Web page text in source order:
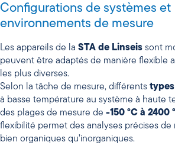
Configurations de systèmes et
environnements de mesure
Les appareils de la STA de Linseis sont
peuvent être adaptés de manière flexible
les plus diverses.
Selon la tâche de mesure, différents
à basse température au système à haute
des plages de mesure de -150 °C à 2400
flexibilité permet des analyses précises de
bien organiques qu’inorganiques.